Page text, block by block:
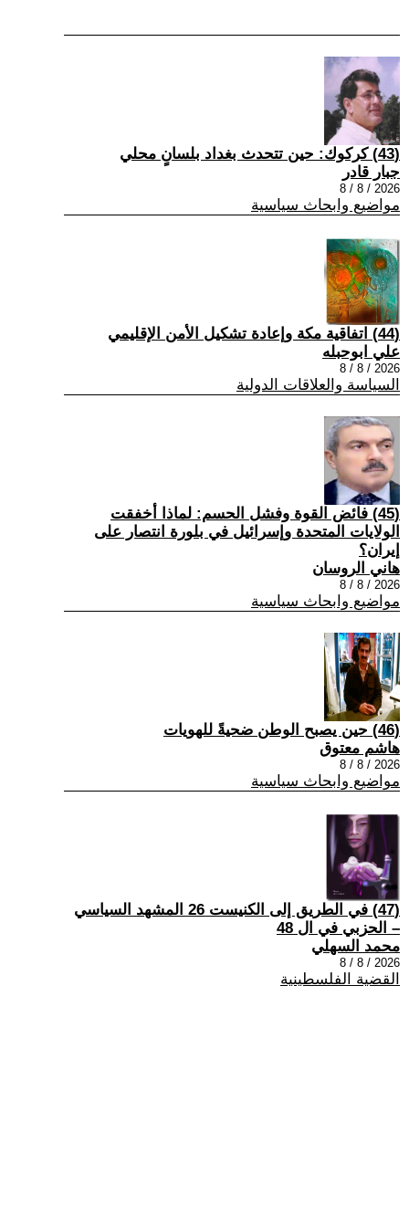
(43) كركوك: حين تتحدث بغداد بلسانٍ محلي
جبار قادر
2026 / 8 / 8
مواضيع وابحاث سياسية
(44) اتفاقية مكة وإعادة تشكيل الأمن الإقليمي
علي ابوحبله
2026 / 8 / 8
السياسة والعلاقات الدولية
(45) فائض القوة وفشل الحسم: لماذا أخفقت
الولايات المتحدة وإسرائيل في بلورة انتصار على
إيران؟
هاني الروسان
2026 / 8 / 8
مواضيع وابحاث سياسية
(46) حين يصبح الوطن ضحيةً للهويات
هاشم معتوق
2026 / 8 / 8
مواضيع وابحاث سياسية
(47) في الطريق إلى الكنيست 26 المشهد السياسي
– الحزبي في ال 48
محمد السهلي
2026 / 8 / 8
القضية الفلسطينية